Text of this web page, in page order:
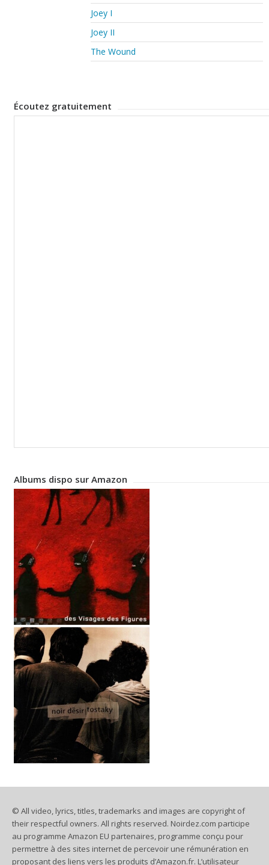
Joey I
Joey II
The Wound
Écoutez gratuitement
Albums dispo sur Amazon
© All video, lyrics, titles, trademarks and images are copyright of
their respectful owners. All rights reserved. Noirdez.com participe
au programme Amazon EU partenaires, programme conçu pour
permettre à des sites internet de percevoir une rémunération en
proposant des liens vers les produits d’Amazon.fr. L’utilisateur